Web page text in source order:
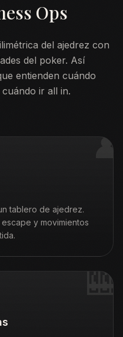
Ops
del ajedrez con
del poker. Así
entienden cuándo
ir all in.
♟
tablero de ajedrez.
y movimientos
🎰